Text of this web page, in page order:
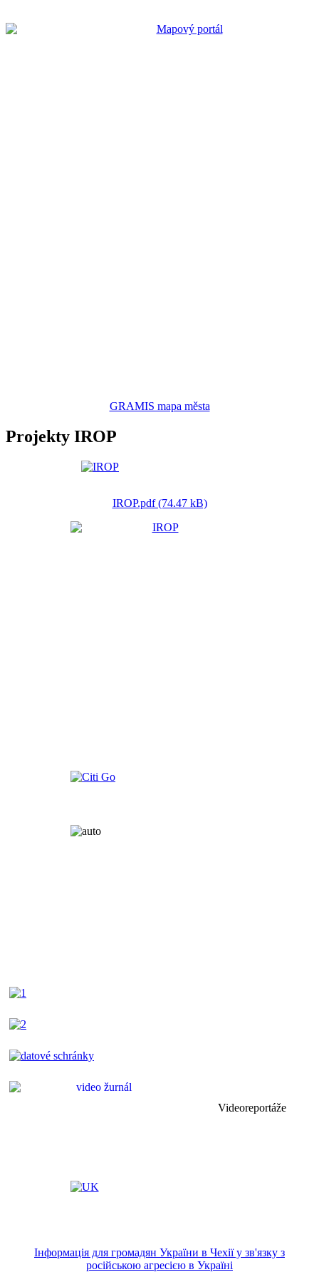
GRAMIS mapa města
Projekty IROP
IROP.pdf (74.47 kB)
Videoreportáže
Інформація для громадян України в Чехії у зв'язку з
російською агресією в Україні